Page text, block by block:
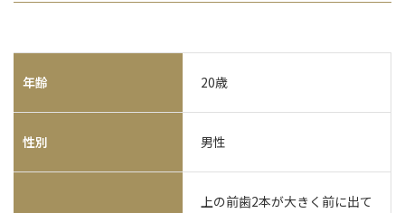
年齢 20歳
性別 男性
上の前歯2本が大きく前に出て